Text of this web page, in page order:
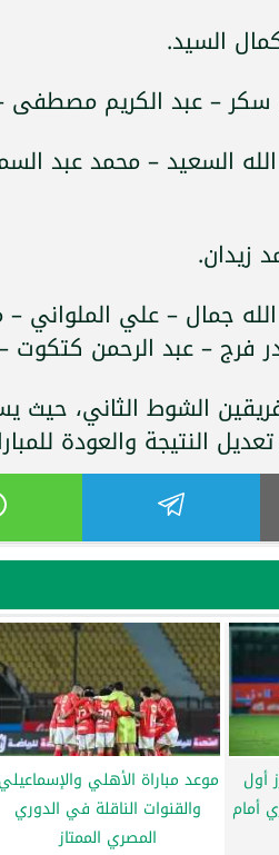
السيد.
سكر – عبد الكريم مصطفى
السعيد – محمد عبد
زيدان.
الله جمال – علي
فرج – عبد الرحمن
الشوط الثاني، حيث
النتيجة والعودة
أول
أمام
موعد مباراة الأهلي والإسماعيلي
والقنوات الناقلة في الدوري
المصري الممتاز